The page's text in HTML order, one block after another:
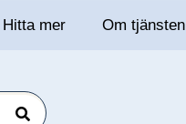
Hitta mer Om tjänsten
Sök